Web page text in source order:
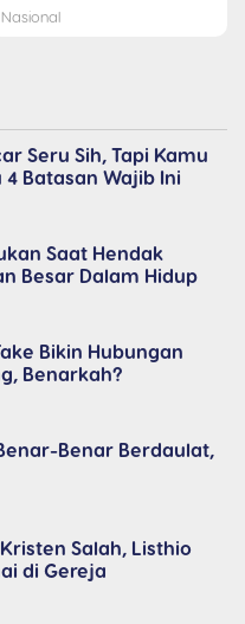
Nasional
Seru Sih, Tapi Kamu
Batasan Wajib Ini
Saat Hendak
Besar Dalam Hidup
Bikin Hubungan
Benarkah?
Benar Berdaulat,
Salah, Listhio
di Gereja